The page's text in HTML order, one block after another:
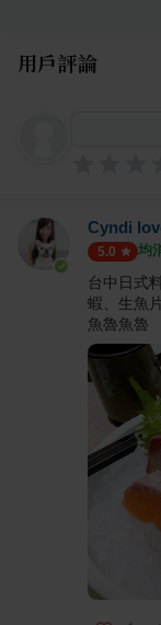
用戶評論
Cyndi
5.0 均
台中日式
蝦、生魚
魚魯魚魯